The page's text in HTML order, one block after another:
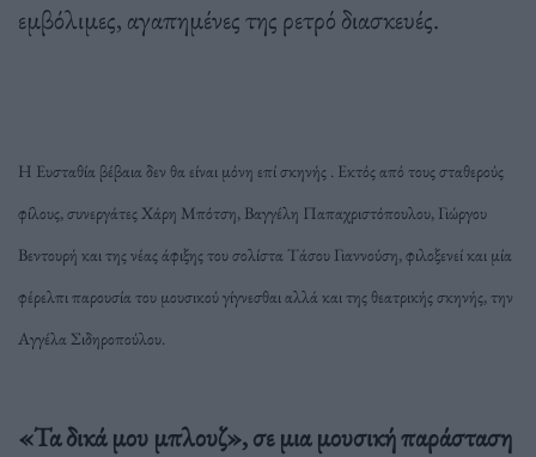
εμβόλιμες, αγαπημένες της ρετρό διασκευές.
Η Ευσταθία βέβαια δεν θα είναι μόνη επί σκηνής . Εκτός από τους σταθερούς
φίλους, συνεργάτες Χάρη Μπότση, Βαγγέλη Παπαχριστόπουλου, Γιώργου
Βεντουρή και της νέας άφιξης του σολίστα Τάσου Γιαννούση, φιλοξενεί και μία
φέρελπι παρουσία του μουσικού γίγνεσθαι αλλά και της θεατρικής σκηνής, την
Αγγέλα Σιδηροπούλου.
«Τα δικά μου μπλουζ», σε μια μουσική παράσταση